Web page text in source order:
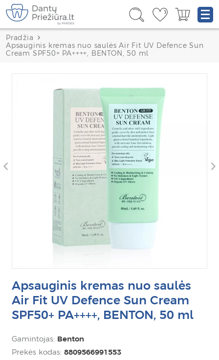
Pradžia
Apsauginis kremas nuo saulės Air Fit UV Defence Sun
Cream SPF50+ PA++++, BENTON, 50 ml
Apsauginis kremas nuo saulės
Air Fit UV Defence Sun Cream
SPF50+ PA++++, BENTON, 50 ml
Gamintojas: Benton
Prekės kodas: 8809566991553